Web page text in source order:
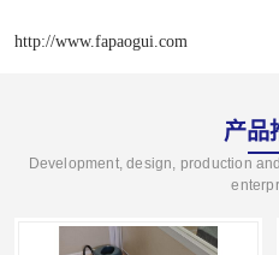
http://www.fapaogui.com
产品
Development, design, production